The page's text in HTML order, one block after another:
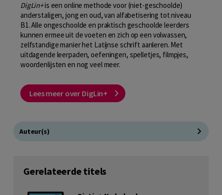
DigLin+is een online methode voor (niet-geschoolde)
anderstaligen, jong en oud, van alfabetisering tot niveau
B1. Alle ongeschoolde en praktisch geschoolde leerders
kunnen ermee uit de voeten en zich op een volwassen,
zelfstandige manier het Latijnse schrift aanleren. Met
uitdagende leerpaden, oefeningen, spelletjes, filmpjes,
woordenlijsten en nog veel meer.
Lees meer over DigLin+
Auteur(s)
Gerelateerde titels